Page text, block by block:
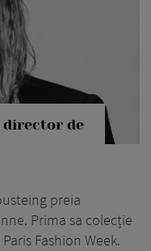
director de
preia
Prima sa colecție
Fashion Week.